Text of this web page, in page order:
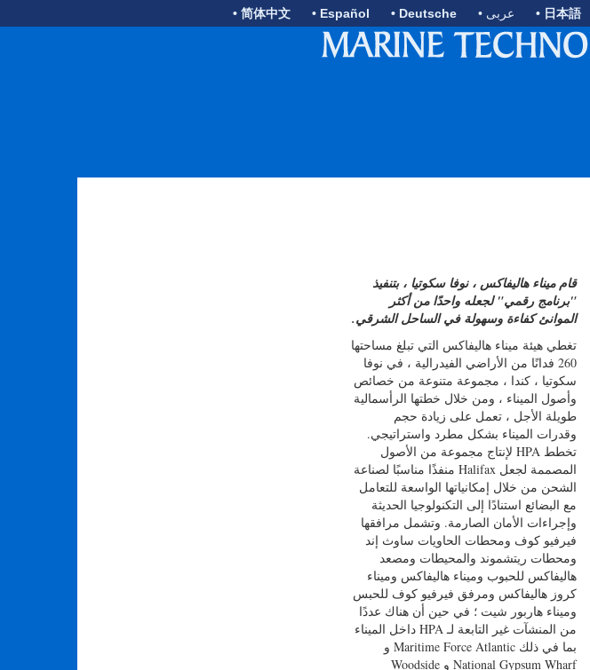
• 简体中文 • Español • Deutsche • عربى • 日本語
قام ميناء هاليفاكس ، نوفا سكوتيا ، بتنفيذ
"برنامج رقمي" لجعله واحدًا من أكثر
الموانئ كفاءة وسهولة في الساحل الشرقي.
تغطي هيئة ميناء هاليفاكس التي تبلغ مساحتها
260 فدانًا من الأراضي الفيدرالية ، في نوفا
سكوتيا ، كندا ، مجموعة متنوعة من خصائص
وأصول الميناء ، ومن خلال خطتها الرأسمالية
طويلة الأجل ، تعمل على زيادة حجم
وقدرات الميناء بشكل مطرد واستراتيجي.
تخطط HPA لإنتاج مجموعة من الأصول
المصممة لجعل Halifax منفذًا مناسبًا لصناعة
الشحن من خلال إمكانياتها الواسعة للتعامل
مع البضائع استنادًا إلى التكنولوجيا الحديثة
وإجراءات الأمان الصارمة. وتشمل مرافقها
فيرفيو كوف ومحطات الحاويات ساوث إند
ومحطات ريتشموند والمحيطات ومصعد
هاليفاكس للحبوب وميناء هاليفاكس وميناء
كروز هاليفاكس ومرفق فيرفيو كوف للحبس
وميناء هاربور شيت ؛ في حين أن هناك عددًا
من المنشآت غير التابعة لـ HPA داخل الميناء
بما في ذلك Maritime Force Atlantic و
National Gypsum Wharf و Woodside